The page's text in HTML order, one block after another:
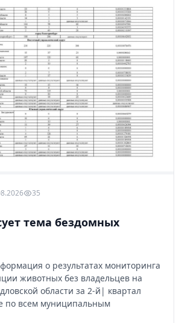
35
тема бездомных
о результатах мониторинга
животных без владельцев на
области за 2-й| квартал
по всем муниципальным